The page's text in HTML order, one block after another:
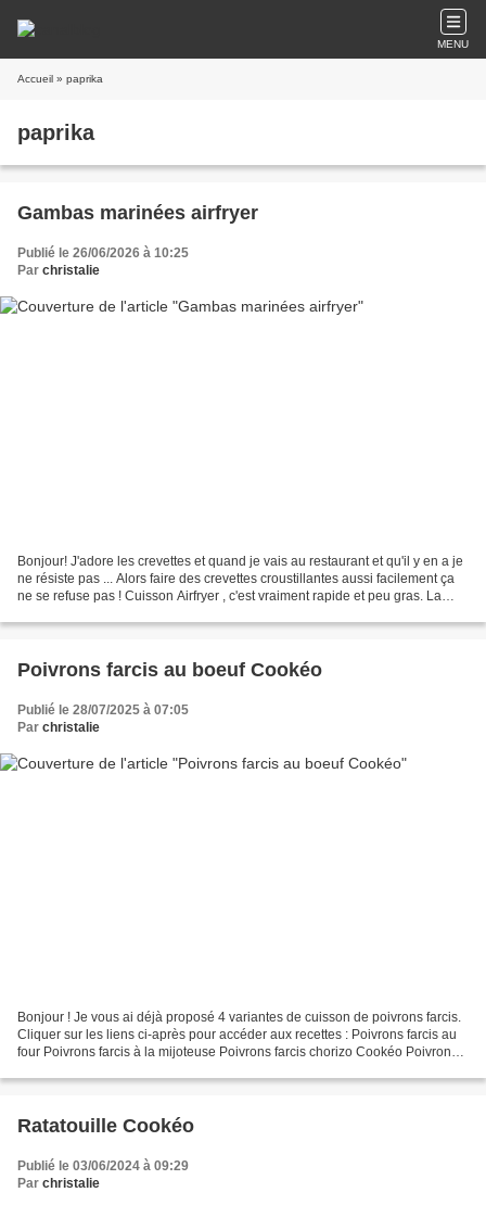
MENU
Accueil » paprika
paprika
Gambas marinées airfryer
Publié le 26/06/2026 à 10:25
Par christalie
Bonjour! J'adore les crevettes et quand je vais au restaurant et qu'il y en a je
ne résiste pas ... Alors faire des crevettes croustillantes aussi facilement ça
ne se refuse pas ! Cuisson Airfryer , c'est vraiment rapide et peu gras. La
Poivrons farcis au boeuf Cookéo
Publié le 28/07/2025 à 07:05
Par christalie
Bonjour ! Je vous ai déjà proposé 4 variantes de cuisson de poivrons farcis.
Cliquer sur les liens ci-après pour accéder aux recettes : Poivrons farcis au
four Poivrons farcis à la mijoteuse Poivrons farcis chorizo Cookéo Poivrons
Ratatouille Cookéo
Publié le 03/06/2024 à 09:29
Par christalie